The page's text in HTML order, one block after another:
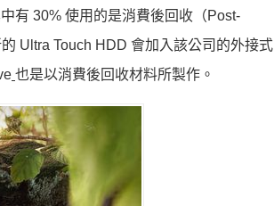
有 30% 使用的是消費後回收（Post-
Ultra Touch HDD 會加入該公司的外接式
也是以消費後回收材料所製作。